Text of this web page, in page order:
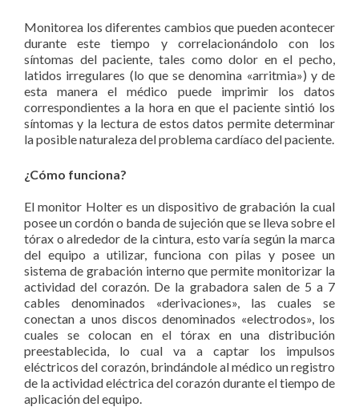
Monitorea los diferentes cambios que pueden acontecer
durante este tiempo y correlacionándolo con los
síntomas del paciente, tales como dolor en el pecho,
latidos irregulares (lo que se denomina «arritmia») y de
esta manera el médico puede imprimir los datos
correspondientes a la hora en que el paciente sintió los
síntomas y la lectura de estos datos permite determinar
la posible naturaleza del problema cardíaco del paciente.
¿Cómo funciona?
El monitor Holter es un dispositivo de grabación la cual
posee un cordón o banda de sujeción que se lleva sobre el
tórax o alrededor de la cintura, esto varía según la marca
del equipo a utilizar, funciona con pilas y posee un
sistema de grabación interno que permite monitorizar la
actividad del corazón. De la grabadora salen de 5 a 7
cables denominados «derivaciones», las cuales se
conectan a unos discos denominados «electrodos», los
cuales se colocan en el tórax en una distribución
preestablecida, lo cual va a captar los impulsos
eléctricos del corazón, brindándole al médico un registro
de la actividad eléctrica del corazón durante el tiempo de
aplicación del equipo.